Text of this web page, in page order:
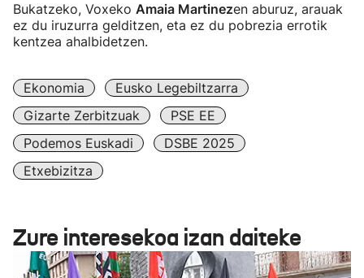
Bukatzeko, Voxeko Amaia Martinezen aburuz, arauak
ez du iruzurra gelditzen, eta ez du pobrezia errotik
kentzea ahalbidetzen.
Ekonomia
Eusko Legebiltzarra
Gizarte Zerbitzuak
PSE EE
Podemos Euskadi
DSBE 2025
Etxebizitza
Zure interesekoa izan daiteke